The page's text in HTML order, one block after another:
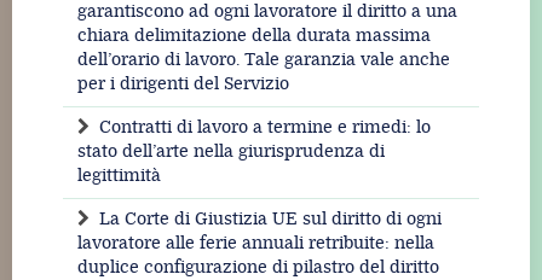
garantiscono ad ogni lavoratore il diritto a una
chiara delimitazione della durata massima
dell’orario di lavoro. Tale garanzia vale anche
per i dirigenti del Servizio
Contratti di lavoro a termine e rimedi: lo
stato dell’arte nella giurisprudenza di
legittimità
La Corte di Giustizia UE sul diritto di ogni
lavoratore alle ferie annuali retribuite: nella
duplice configurazione di pilastro del diritto